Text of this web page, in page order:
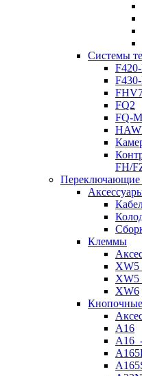
Системы
FQ2
FQ-M
FH/
Переключающие
Клеммы
XW6
Кнопочные
A16